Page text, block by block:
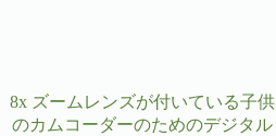
8x ズームレンズが付いている子供
のカムコーダーのためのデジタル